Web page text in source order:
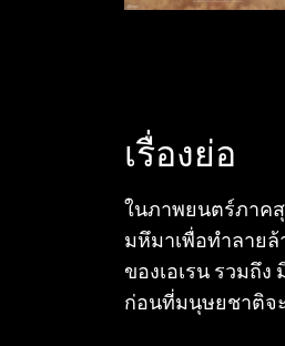
เรื่องย่อ
ในภาพยนตร์ภาค
มหึมาเพื่อทำลายล้
ของเอเรน รวมถึ
ก่อนที่มนุษยชาติจ